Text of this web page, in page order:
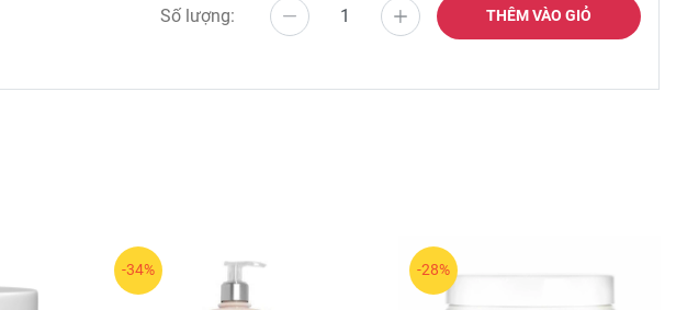
Số lượng: THÊM VÀO GIỎ
-34% -28%